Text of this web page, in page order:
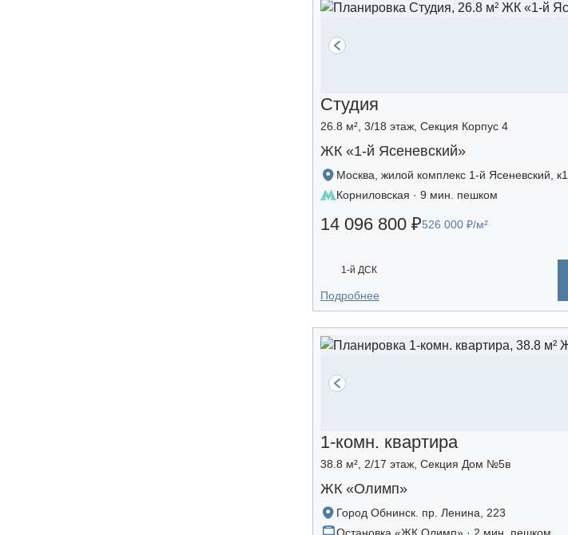
Студия
26.8 м², 3/18 этаж, Секция Корпус 4
ЖК «1-й Ясеневский»
Москва, жилой комплекс 1-й Ясеневский, к1
Корниловская · 9 мин. пешком
14 096 800 ₽526 000 ₽/м²
1-й ДСК
Подробнее
1-комн. квартира
38.8 м², 2/17 этаж, Секция Дом №5в
ЖК «Олимп»
Город Обнинск. пр. Ленина, 223